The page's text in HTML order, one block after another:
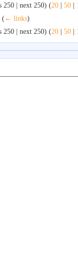
250 | next 250) (20 | 50 |
( ← links)
250 | next 250) (20 | 50 |